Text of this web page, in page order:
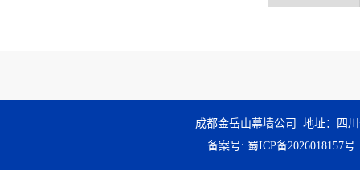
成都金岳山幕墙公司 地址：四
备案号: 蜀ICP备2026018157号